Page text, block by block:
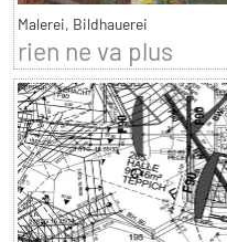
Malerei, Bildhauerei
rien ne va plus